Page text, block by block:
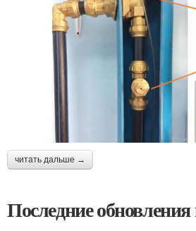
читать дальше →
Последние обновления